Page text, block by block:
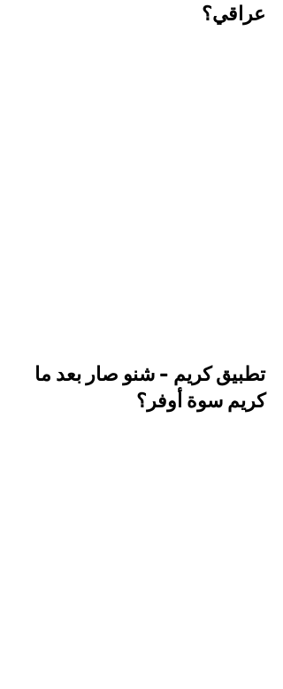
عراقي؟
تطبيق كريم - شنو صار بعد ما
كريم سوة أوفر؟